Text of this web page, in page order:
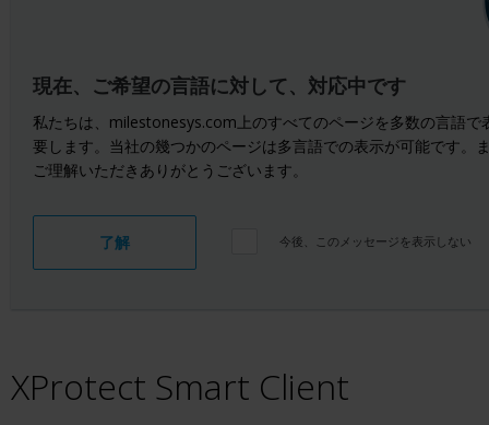
現在、ご希望の言語に対して、対応中です
私たちは、milestonesys.com上のすべてのページを多数の言語
要します。当社の幾つかのページは多言語での表示が可能です
ご理解いただきありがとうございます。
了解 今後、このメッセージを表示しない
XProtect Smart Client